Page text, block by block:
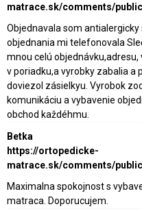
matrace.sk/comments/
Objednavala som antialergicky
objednania mi telefonovala
mnou celú
v poriadku,a vyrobky zabalia a
doviezol zásielkyu. Vyrobok
komunikáciu a vybavenie
obchod každéhmu.
Betka
https://ortopedicke-
matrace.sk/comments/
Maximalna spokojnost s
matraca. Doporucujem.